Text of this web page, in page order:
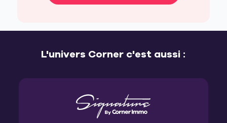
L'univers Corner c'est aussi :